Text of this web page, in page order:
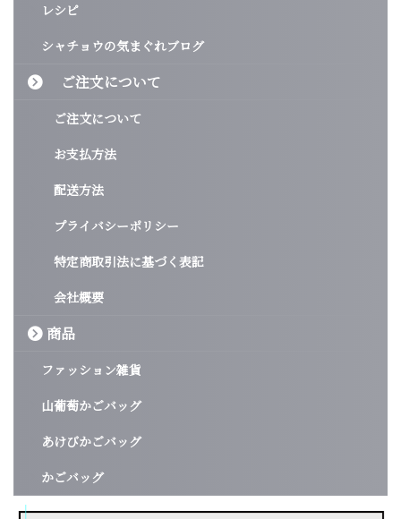
レシピ
シャチョウの気まぐれブログ
ご注文について
ご注文について
お支払方法
配送方法
プライバシーポリシー
特定商取引法に基づく表記
会社概要
商品
ファッション雑貨
山葡萄かごバッグ
あけびかごバッグ
かごバッグ